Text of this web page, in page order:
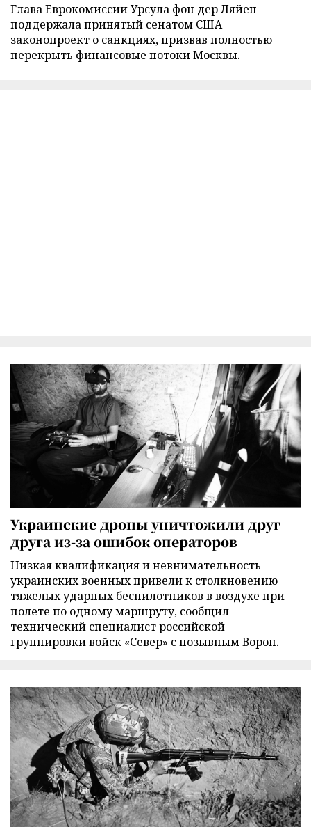
Глава Еврокомиссии Урсула фон дер Ляйен
поддержала принятый сенатом США
законопроект о санкциях, призвав полностью
перекрыть финансовые потоки Москвы.
Украинские дроны уничтожили друг
друга из-за ошибок операторов
Низкая квалификация и невнимательность
украинских военных привели к столкновению
тяжелых ударных беспилотников в воздухе при
полете по одному маршруту, сообщил
технический специалист российской
группировки войск «Север» с позывным Ворон.